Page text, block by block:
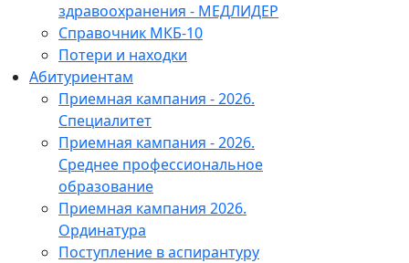
здравоохранения - МЕДЛИДЕР
Справочник МКБ-10
Потери и находки
Абитуриентам
Приемная кампания - 2026.
Специалитет
Приемная кампания - 2026.
Среднее профессиональное
образование
Приемная кампания 2026.
Ординатура
Поступление в аспирантуру